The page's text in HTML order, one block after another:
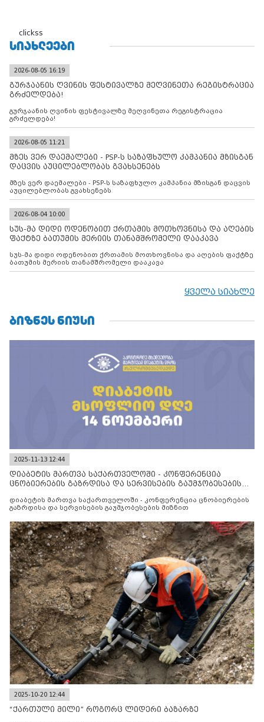
clickss
ᲡᲘᲐᲮᲚᲔᲔᲑᲘ
2026-08-05 16:19
გურჯაანის ღვინის ფესტივალზე მეღვინეთა რეგისტრაცია
გრძელდება!
გურჯაანის ღვინის ფესტივალზე მეღვინეთა რეგისტრაცია
გრძელდება!
2026-08-05 11:21
მზეს ვერ დაემალები - PSP-ს საზაფხულო კამპანია მზისგან
დაცვის აუცილებლობას გვახსენებს
მზეს ვერ დაემალები - PSP-ს საზაფხულო კამპანია მზისგან დაცვის
აუცილებლობას გვახსენებს
2026-08-04 10:00
სუს-მა დიდი ოდენობით ქრთამის მოთხოვნისა და აღების
ფაქტზე ბათუმის მერიის თანამშრომელი დააკავა
სუს-მა დიდი ოდენობით ქრთამის მოთხოვნისა და აღების ფაქტზე
ბათუმის მერიის თანამშრომელი დააკავა
ყველა სიახლე
ᲑᲘᲖᲜᲔᲡ ᲜᲘᲣᲡᲘ
2025-11-13 12:44
დიაბეტის მართვა საქართველოში - კონფერენცია
ცნობიერების გაზრდისა და სერვისების გაუმჯობესების
დიაბეტის მართვა საქართველოში - კონფერენცია ცნობიერების
გაზრდისა და სერვისების გაუმჯობესების მიზნით
2025-10-20 12:44
“ქართული მილი” როგორც ლიდერი ბაზარზე